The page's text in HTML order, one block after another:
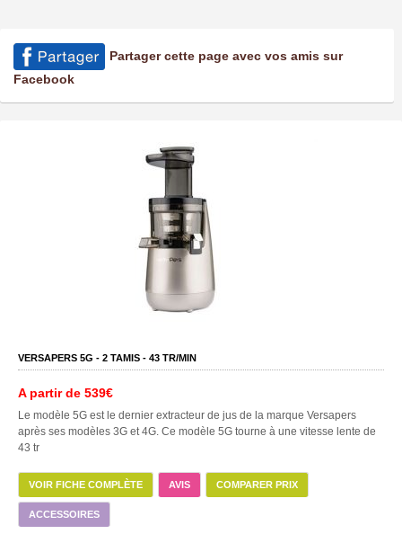
Partager cette page avec vos amis sur
Facebook
VERSAPERS 5G - 2 TAMIS - 43 TR/MIN
A partir de 539€
Le modèle 5G est le dernier extracteur de jus de la marque Versapers
après ses modèles 3G et 4G. Ce modèle 5G tourne à une vitesse lente de
43 tr
VOIR FICHE COMPLÈTE AVIS COMPARER PRIX
ACCESSOIRES